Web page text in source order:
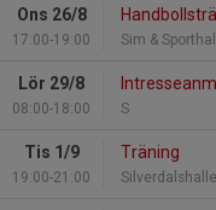
Ons 26/8
17:00-19:00 Sim &
Lör 29/8
08:00-18:00 S
Tis 1/9
19:00-21:00
Träning